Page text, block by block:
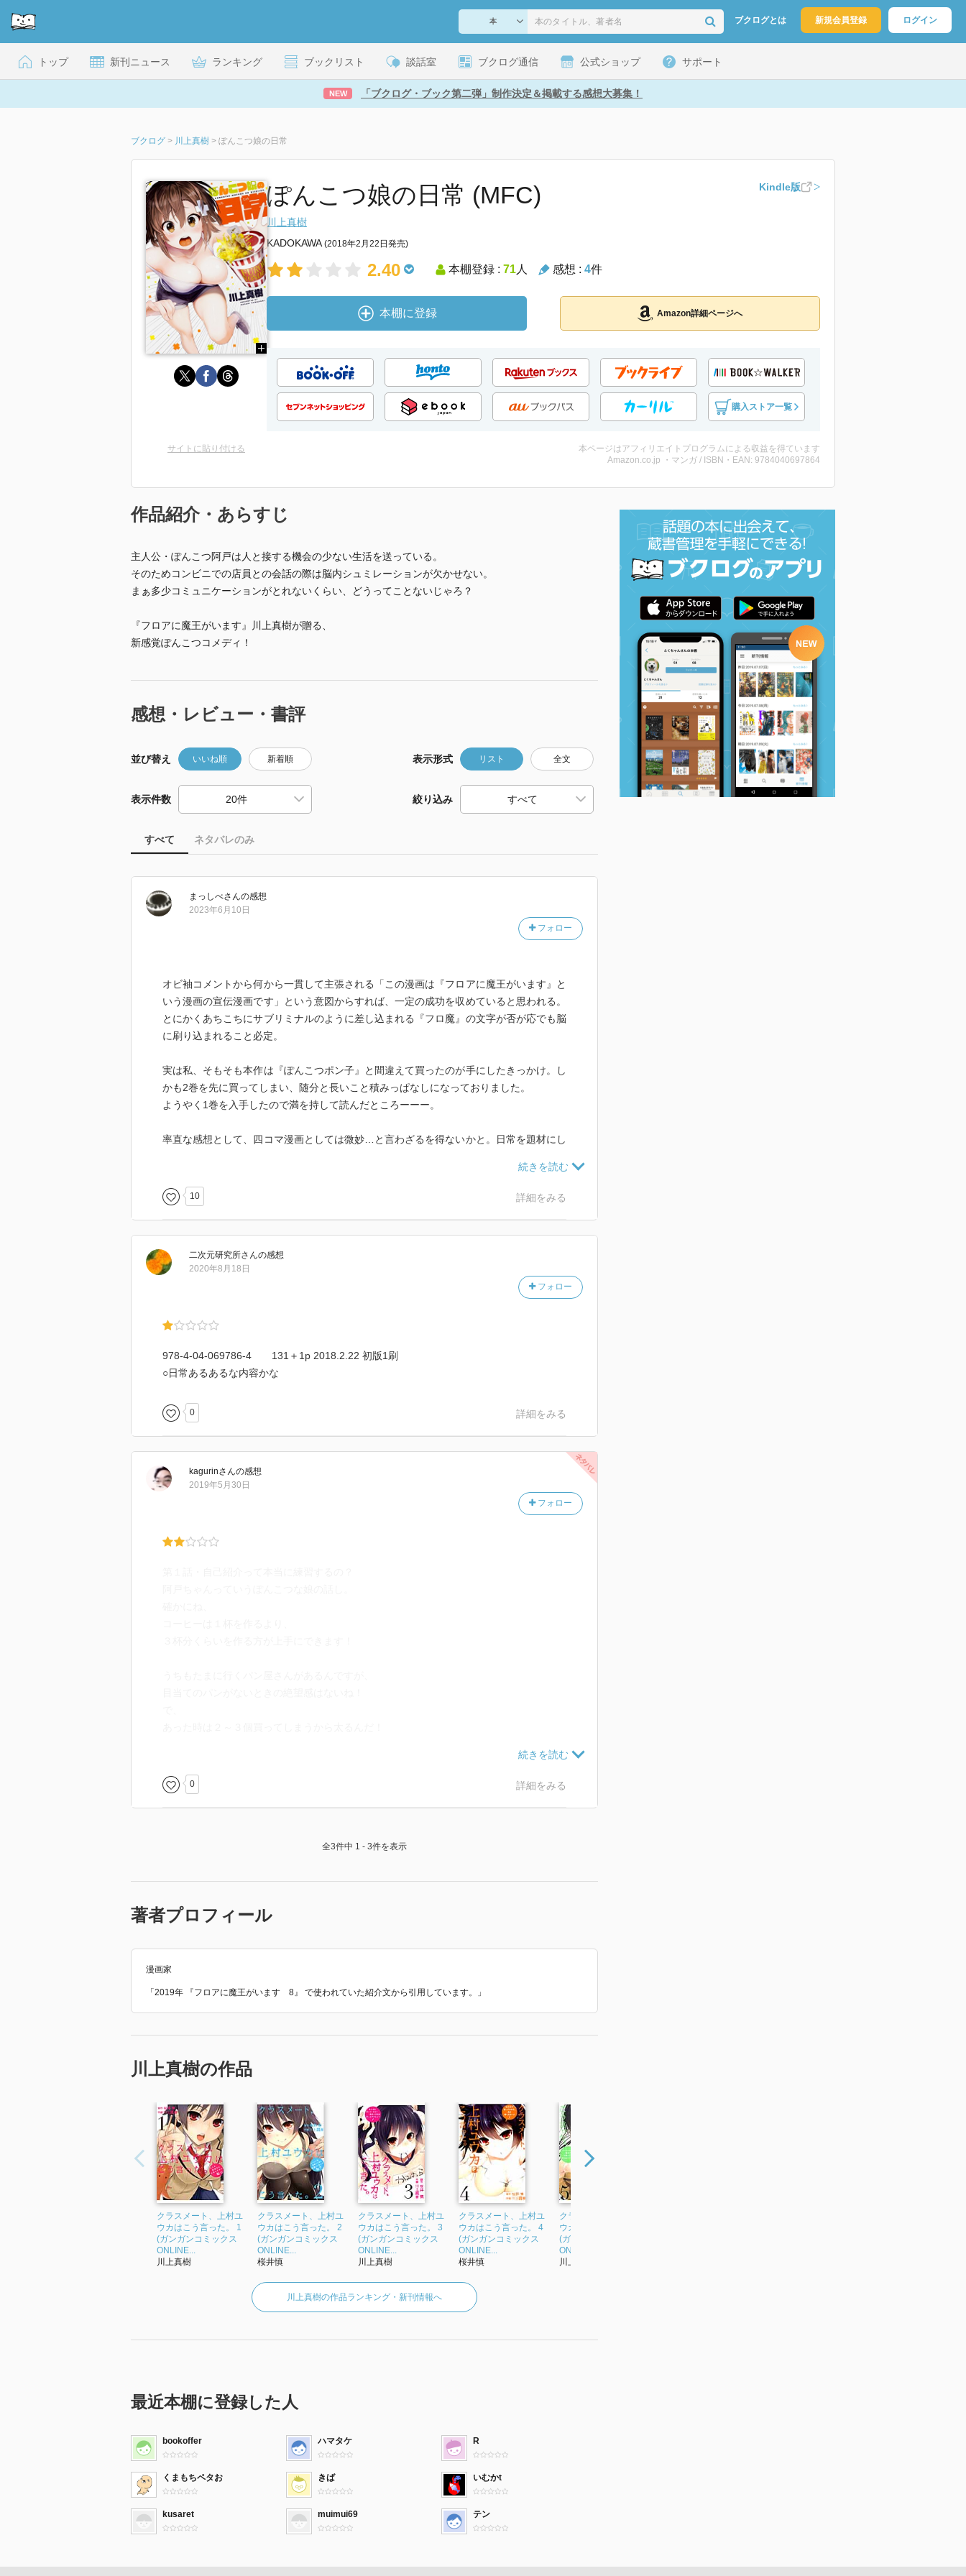
ブクログとは 新規会員登録 ログイン
トップ 新刊ニュース ランキング ブックリスト 談話室 ブクログ通信 公式ショップ サポート
NEW 「ブクログ・ブック第二弾」制作決定＆掲載する感想大募集！
ブクログ > 川上真樹 > ぽんこつ娘の日常
ぽんこつ娘の日常 (MFC) Kindle版
川上真樹
KADOKAWA(2018年2月22日発売)
2.40 本棚登録 : 71人 感想 : 4件
本棚に登録 Amazon詳細ページへ
購入ストア一覧
サイトに貼り付ける
本ページはアフィリエイトプログラムによる収益を得ています
Amazon.co.jp ・マンガ / ISBN・EAN: 9784040697864
作品紹介・あらすじ
主人公・ぽんこつ阿戸は人と接する機会の少ない生活を送っている。
そのためコンビニでの店員との会話の際は脳内シュミレーションが欠かせない。
まぁ多少コミュニケーションがとれないくらい、どうってことないじゃろ？
『フロアに魔王がいます』川上真樹が贈る、
新感覚ぽんこつコメディ！
感想・レビュー・書評
並び替え いいね順 新着順 表示形式 リスト 全文
表示件数 絞り込み
すべて ネタバレのみ
まっしべさんの感想
フォロー
2023年6月10日
オビ袖コメントから何から一貫して主張される「この漫画は『フロアに魔王がいます』と
いう漫画の宣伝漫画です」という意図からすれば、一定の成功を収めていると思われる。
とにかくあちこちにサブリミナルのように差し込まれる『フロ魔』の文字が否が応でも脳
に刷り込まれること必定。
実は私、そもそも本作は『ぽんこつポン子』と間違えて買ったのが手にしたきっかけ。し
かも2巻を先に買ってしまい、随分と長いこと積みっぱなしになっておりました。
ようやく1巻を入手したので満を持して読んだところーーー。
率直な感想として、四コマ漫画としては微妙…と言わざるを得ないかと。日常を題材にし
ールともシニカルとも捉え難い’胸とお尻が大きい小柄な若い女性の絵日記’という評しか
しようがない。
これでもか、と徹底してお尻を強調した構図の数々には恐れ入ります。
10 詳細をみる
二次元研究所さんの感想
フォロー
2020年8月18日
978-4-04-069786-4 131＋1p 2018.2.22 初版1刷
○日常あるあるな内容かな
0 詳細をみる
kagurinさんの感想
フォロー
2019年5月30日
間違える要素ってなに？
あまりサービスしてくれないのにいただけてるって凄いぞ！
寿司屋に一人では入れる娘はポンコツではない！
今川焼き
回転焼き
ん？
かぐりんもレオパ飼ってるぞ！
１匹２０円
１０匹２００円
２０匹４００円ならまぁお手ごろですね！
コオロギ！
ファミマの前に、
スタバになかった？
あぁ～スタバを使わない子なのかな？
第３話・ぽんこつというかおっちょこちょい
さかさまに開けるやつな！
なんで切れないの？
花まったくわからない！
そうそう！
スープカレーの食べ方が分からない人っているのね！
0 詳細をみる
全3件中 1 - 3件を表示
著者プロフィール
漫画家
「2019年 『フロアに魔王がいます 8』 で使われていた紹介文から引用しています。」
川上真樹の作品
クラスメート、上村ユ
ウカはこう言った。 1
(ガンガンコミックス
ONLINE...
川上真樹
クラスメート、上村ユ
ウカはこう言った。 2
(ガンガンコミックス
ONLINE...
桜井慎
クラスメート、上村ユ
ウカはこう言った。 3
(ガンガンコミックス
ONLINE...
川上真樹
クラスメート、上村ユ
ウカはこう言った。 4
(ガンガンコミックス
ONLINE...
桜井慎
クラスメート、上村ユ
ウカはこう言った。 5
(ガンガンコミックス
ONLINE...
川上真樹
川上真樹の作品ランキング・新刊情報へ
最近本棚に登録した人
bookoffer ハマタケ R
くまもちペタお きば いむかt
kusaret muimui69 テン